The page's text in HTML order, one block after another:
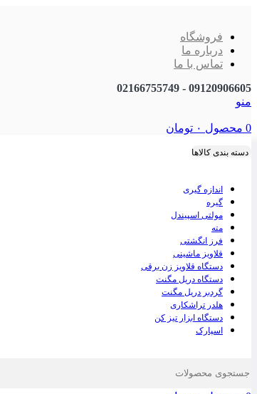
فروشگاه
درباره ما
تماس با ما
09120906605 - 02166755749
منو
0 محصول ۰ تومان
دسته بندی کالاها
اندازه گیری
گیره
مولتی اسپیندل
مته
فرز انگشتی
قلاویز ماشینی
دستگاه قلاویز زن برقی
دستگاه دریل مگنت
گردبر دریل مگنت
هلدر تراشکاری
دستگاه ابزار تیز کن
اسپارک